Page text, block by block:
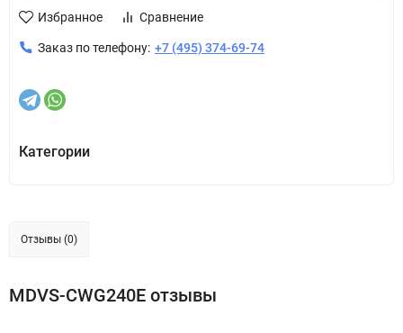
Избранное Сравнение
Заказ по телефону: +7 (495) 374-69-74
Категории
Отзывы (0)
MDVS-CWG240E отзывы